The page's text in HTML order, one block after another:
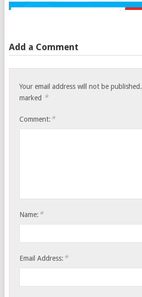
Add a Comment
Your email address will not be published.
marked *
Comment: *
Name: *
Email Address: *